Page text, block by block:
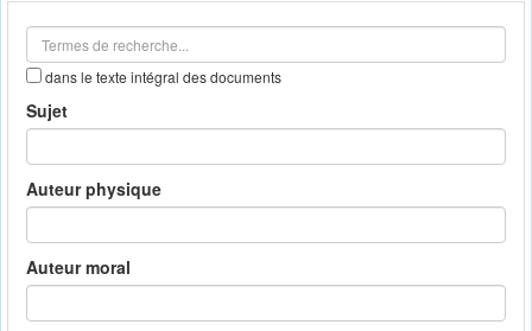
dans le texte intégral des documents
Sujet
Auteur physique
Auteur moral